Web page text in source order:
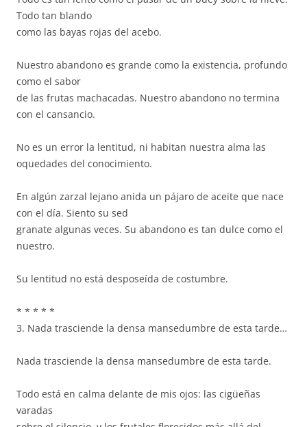
Todo tan blando
como las bayas rojas del acebo.
Nuestro abandono es grande como la existencia, profundo
como el sabor
de las frutas machacadas. Nuestro abandono no termina
con el cansancio.
No es un error la lentitud, ni habitan nuestra alma las
oquedades del conocimiento.
En algún zarzal lejano anida un pájaro de aceite que nace
con el día. Siento su sed
granate algunas veces. Su abandono es tan dulce como el
nuestro.
Su lentitud no está desposeída de costumbre.
* * * * *
3. Nada trasciende la densa mansedumbre de esta tarde…
Nada trasciende la densa mansedumbre de esta tarde.
Todo está en calma delante de mis ojos: las cigüeñas
varadas